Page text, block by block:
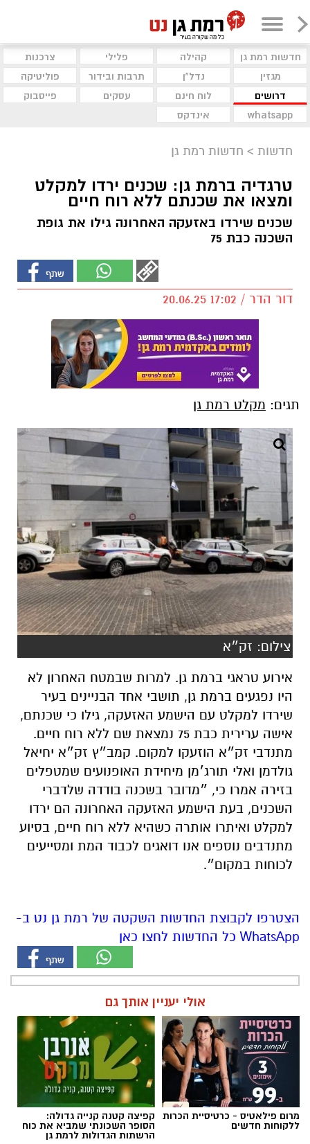
חדשות רמת גן קהילה פלילי
צרכנות
מגזין
נדל"ן תרבות ובידור
פוליטיקה
דרושים
לוח חינם עסקים
פייסבוק
whatsapp
אינדקס
חדשות > חדשות רמת גן
טרגדיה ברמת גן: שכנים ירדו למקלט
ומצאו את שכנתם ללא רוח חיים
שכנים שירדו באזעקה האחרונה גילו את גופת
השכנה כבת 75
דור הדר / 17:02 20.06.25
תגים: מקלט רמת גן
צילום: זק״א
אירוע טראגי ברמת גן. למרות שבמטח האחרון לא
היו נפגעים ברמת גן, תושבי אחד הבניינים בעיר
שירדו למקלט עם הישמע האזעקה, גילו כי שכנתם,
אישה ערירית כבת 75 נמצאת שם ללא רוח חיים.
מתנדבי זק״א הוזעקו למקום. קמב״ץ זק״א יחיאל
גולדמן ואלי תורג׳מן מיחידת האופנועים שמטפלים
בזירה אמרו כי, ״מדובר בשכנה בודדה שלדברי
השכנים, בעת הישמע האזעקה האחרונה הם ירדו
למקלט ואיתרו אותרה כשהיא ללא רוח חיים, בסיוע
מתנדבים נוספים אנו דואגים לכבוד המת ומסייעים
לכוחות במקום״.
הצטרפו לקבוצת החדשות השקטה של רמת גן נט ב-
WhatsApp כל החדשות לחצו כאן
אולי יעניין אותך גם
מרום פילאטיס - כרטיסיית הכרות
ללקוחות חדשים
קפיצה קטנה קנייה גדולה:
הסופר השכונתי שמביא את כוח
הרשתות הגדולות לרמת גן